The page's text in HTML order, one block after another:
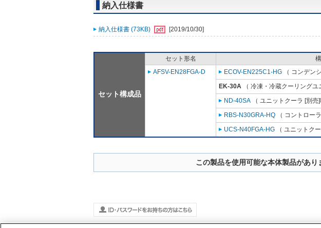
納入仕様書
納入仕様書 (73KB) [2019/10/30]
セット構成品
セット形名
AFSV-EN28FGA-D
ECOV-EN225C1-HG （ コンデン
EK-30A （ 冷凍・冷蔵クーリングユ
ND-40SA （ ユニットクーラ [別売]
RBS-N30GRA-HQ （ コントロー
UCS-N40FGA-HG （ ユニットク
この製品を使用可能な本体製品があり